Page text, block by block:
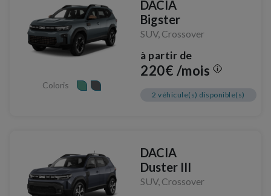
Coloris
DACIA
Bigster
SUV, Crossover
à partir de
220€ /mois
2 véhicule(s) disponible(s)
DACIA
Duster III
SUV, Crossover